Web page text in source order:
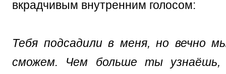
вкрадчивым внутренним голосом:
Тебя подсадили в меня, но вечно
сможем. Чем больше ты